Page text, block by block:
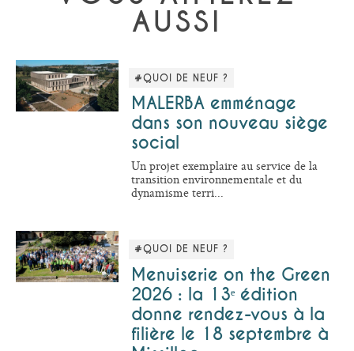
AUSSI
#QUOI DE NEUF ?
MALERBA emménage
dans son nouveau siège
social
Un projet exemplaire au service de la
transition environnementale et du
dynamisme terri...
#QUOI DE NEUF ?
Menuiserie on the Green
2026 : la 13ᵉ édition
donne rendez-vous à la
filière le 18 septembre à